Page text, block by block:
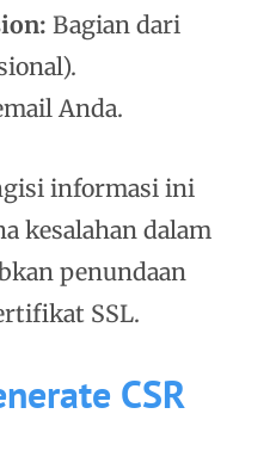
Bagian dari
Anda.
informasi ini
kesalahan dalam
penundaan
SSL.
CSR